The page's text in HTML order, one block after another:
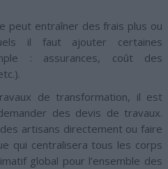
peut entraîner des frais plus ou
il faut ajouter certaines
: assurances, coût des
de transformation, il est
des devis de travaux.
artisans directement ou faire
qui centralisera tous les corps
global pour l’ensemble des